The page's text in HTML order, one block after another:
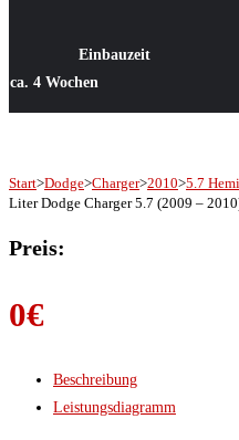
Einbauzeit
ca. 4 Wochen
Start>Dodge>Charger>2010>5.7
Liter Dodge Charger 5.7 (2009 –
Preis:
0€
Beschreibung
Leistungsdiagramm